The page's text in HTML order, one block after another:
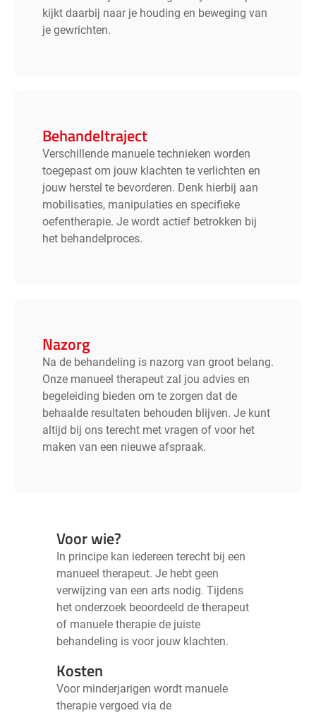
kijkt daarbij naar je houding en beweging van
je gewrichten.
Behandeltraject
Verschillende manuele technieken worden
toegepast om jouw klachten te verlichten en
jouw herstel te bevorderen. Denk hierbij aan
mobilisaties, manipulaties en specifieke
oefentherapie. Je wordt actief betrokken bij
het behandelproces.
Nazorg
Na de behandeling is nazorg van groot belang.
Onze manueel therapeut zal jou advies en
begeleiding bieden om te zorgen dat de
behaalde resultaten behouden blijven. Je kunt
altijd bij ons terecht met vragen of voor het
maken van een nieuwe afspraak.
Voor wie?
In principe kan iedereen terecht bij een
manueel therapeut. Je hebt geen
verwijzing van een arts nodig. Tijdens
het onderzoek beoordeeld de therapeut
of manuele therapie de juiste
behandeling is voor jouw klachten.
Kosten
Voor minderjarigen wordt manuele
therapie vergoed via de